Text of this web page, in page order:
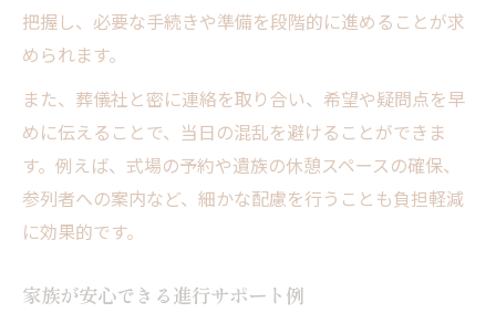
把握し、必要な手続きや準備を段階的に進めることが求
められます。
また、葬儀社と密に連絡を取り合い、希望や疑問点を早
めに伝えることで、当日の混乱を避けることができま
す。例えば、式場の予約や遺族の休憩スペースの確保、
参列者への案内など、細かな配慮を行うことも負担軽減
に効果的です。
家族が安心できる進行サポート例